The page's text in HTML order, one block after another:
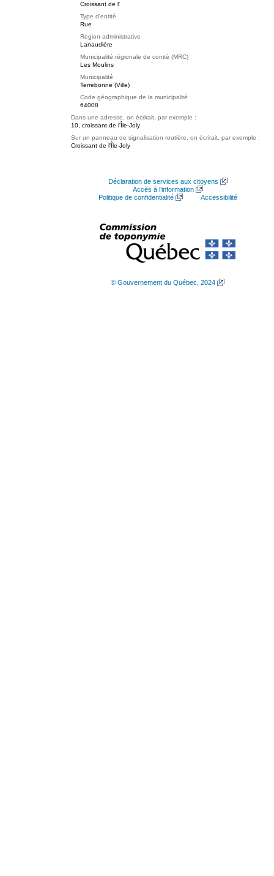
Croissant de l'
Type d'entité
Rue
Région administrative
Lanaudière
Municipalité régionale de comté (MRC)
Les Moulins
Municipalité
Terrebonne (Ville)
Code géographique de la municipalité
64008
Dans une adresse, on écrirait, par exemple :
10, croissant de l'Île-Joly
Sur un panneau de signalisation routière, on écrirait, par exemple :
Croissant de l'Île-Joly
Déclaration de services aux citoyens
Accès à l’information
Politique de confidentialité
Accessibilité
© Gouvernement du Québec, 2024